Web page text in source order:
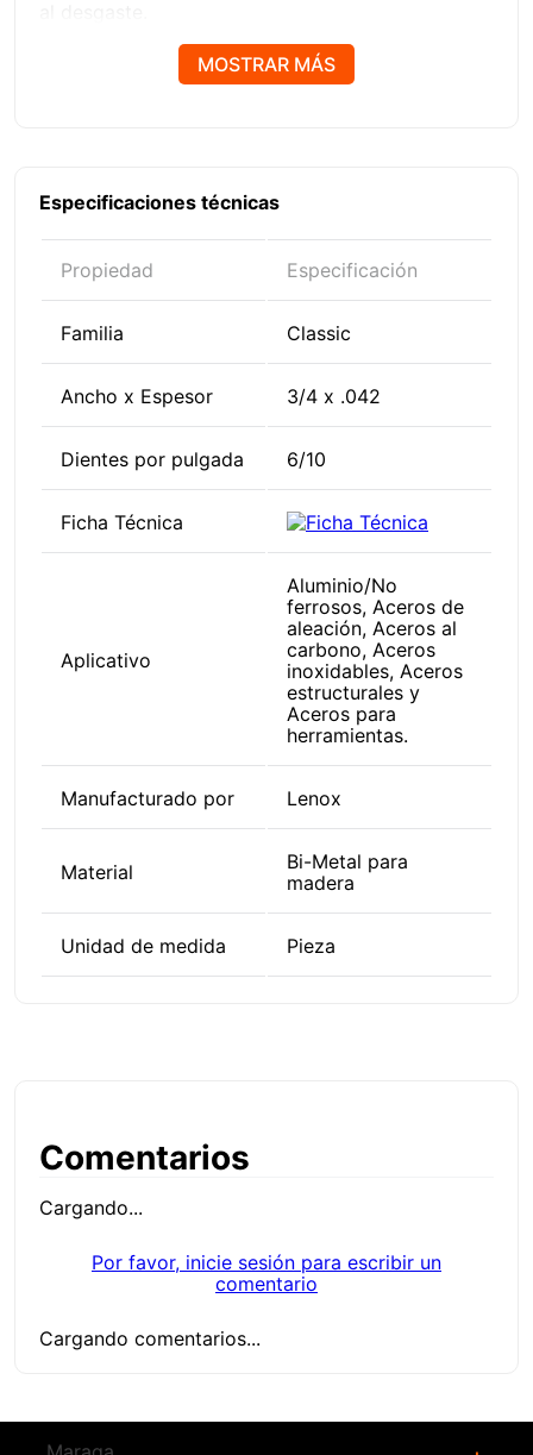
Sierra cinta ampliamente versátil capaz de cortar
gran variedad de metales.
Su avanzado diseño permite la elaboración de
fuerza.
La geometría única de sus dientes reducen el
ruido y la vibración desde el primer corte.
MOSTRAR MÁS
Especificaciones técnicas
Propiedad Especificación
Familia Classic
Ancho x Espesor 3/4 x .042
Dientes por pulgada 6/10
Ficha Técnica
Aplicativo
Aluminio/No
ferrosos, Aceros de
aleación, Aceros al
carbono, Aceros
inoxidables, Aceros
estructurales y
Aceros para
herramientas.
Manufacturado por Lenox
Material
Bi-Metal para
madera
Unidad de medida Pieza
Comentarios
Cargando...
Por favor, inicie sesión para escribir un
comentario
Cargando comentarios...